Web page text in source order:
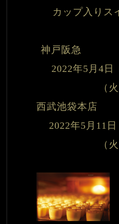
カップ入りス
神戸
2022年5月4日
（火
西武池
2022年5月11